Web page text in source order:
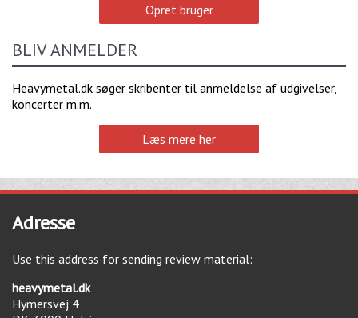
Opret bruger
BLIV ANMELDER
Heavymetal.dk søger skribenter til anmeldelse af udgivelser,
koncerter m.m.
Læs mere her
Adresse
Use this address for sending review material:
heavymetal.dk
Hymersvej 4